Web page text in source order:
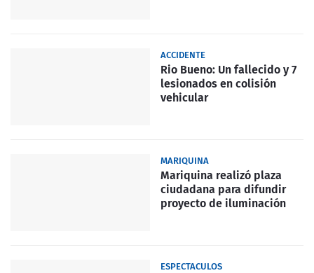
ACCIDENTE
Rio Bueno: Un fallecido y 7
lesionados en colisión
vehicular
MARIQUINA
Mariquina realizó plaza
ciudadana para difundir
proyecto de iluminación
ESPECTACULOS